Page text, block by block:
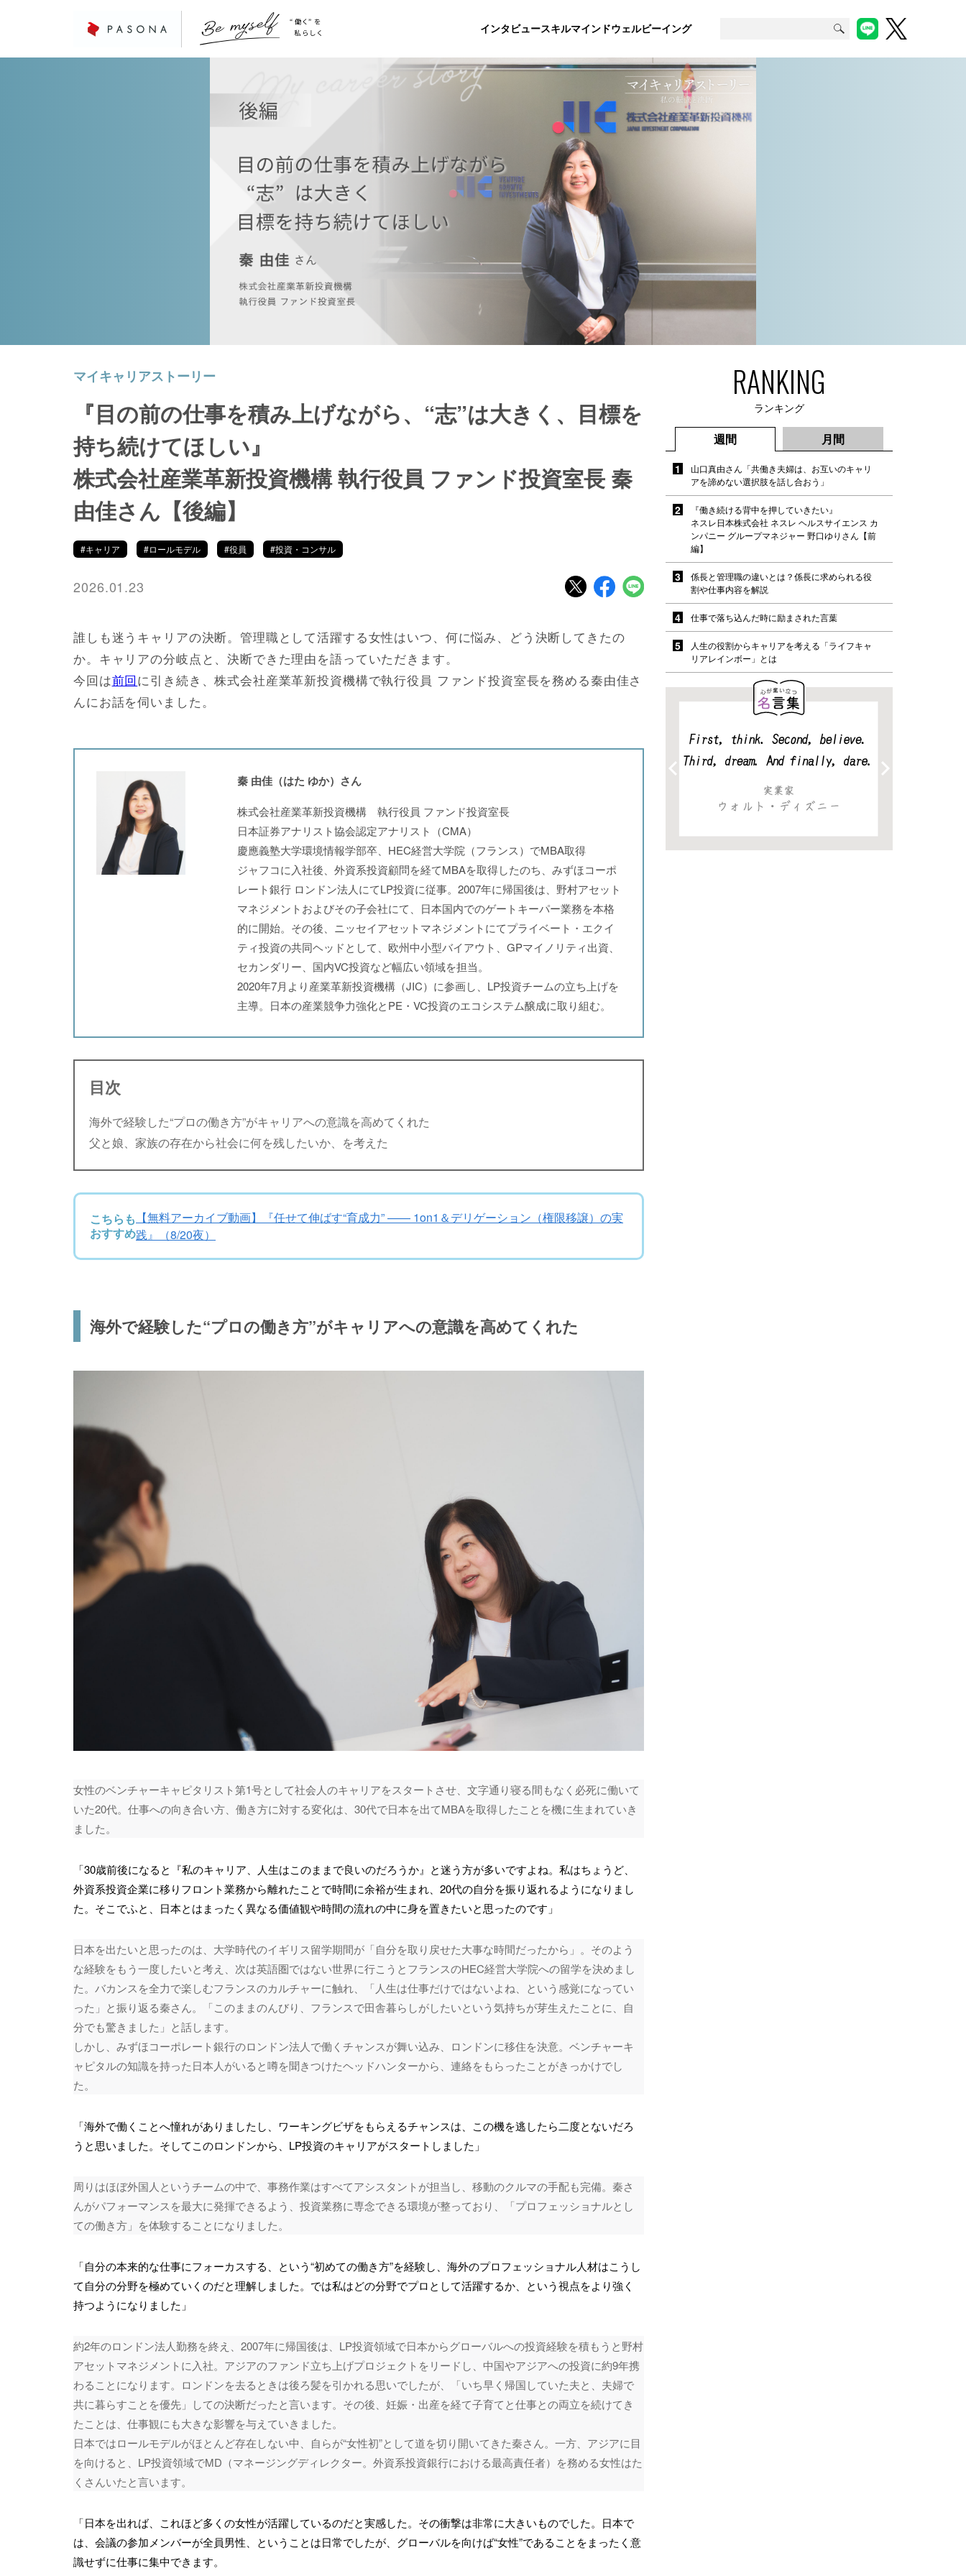
インタビュースキルマインドウェルビーイング
マイキャリアストーリー
『目の前の仕事を積み上げながら、“志”は大きく、目標を
持ち続けてほしい』
株式会社産業革新投資機構 執行役員 ファンド投資室長 秦
由佳さん【後編】
#キャリア #ロールモデル #役員 #投資・コンサル
2026.01.23
誰しも迷うキャリアの決断。管理職として活躍する女性はいつ、何に悩み、どう決断してきたの
か。キャリアの分岐点と、決断できた理由を語っていただきます。
今回は前回に引き続き、株式会社産業革新投資機構で執行役員 ファンド投資室長を務める秦由佳さ
んにお話を伺いました。
秦 由佳（はた ゆか）さん
株式会社産業革新投資機構 執行役員 ファンド投資室長
日本証券アナリスト協会認定アナリスト（CMA）
慶應義塾大学環境情報学部卒、HEC経営大学院（フランス）でMBA取得
ジャフコに入社後、外資系投資顧問を経てMBAを取得したのち、みずほコーポ
レート銀行 ロンドン法人にてLP投資に従事。2007年に帰国後は、野村アセット
マネジメントおよびその子会社にて、日本国内でのゲートキーパー業務を本格
的に開始。その後、ニッセイアセットマネジメントにてプライベート・エクイ
ティ投資の共同ヘッドとして、欧州中小型バイアウト、GPマイノリティ出資、
セカンダリー、国内VC投資など幅広い領域を担当。
2020年7月より産業革新投資機構（JIC）に参画し、LP投資チームの立ち上げを
主導。日本の産業競争力強化とPE・VC投資のエコシステム醸成に取り組む。
目次
海外で経験した“プロの働き方”がキャリアへの意識を高めてくれた
父と娘、家族の存在から社会に何を残したいか、を考えた
こちらも
おすすめ
【無料アーカイブ動画】『任せて伸ばす“育成力” —— 1on1＆デリゲーション（権限移譲）の実
践』（8/20夜）
海外で経験した“プロの働き方”がキャリアへの意識を高めてくれた
女性のベンチャーキャピタリスト第1号として社会人のキャリアをスタートさせ、文字通り寝る間もなく必死に働いて
いた20代。仕事への向き合い方、働き方に対する変化は、30代で日本を出てMBAを取得したことを機に生まれていき
ました。
「30歳前後になると『私のキャリア、人生はこのままで良いのだろうか』と迷う方が多いですよね。私はちょうど、
外資系投資企業に移りフロント業務から離れたことで時間に余裕が生まれ、20代の自分を振り返れるようになりまし
た。そこでふと、日本とはまったく異なる価値観や時間の流れの中に身を置きたいと思ったのです」
日本を出たいと思ったのは、大学時代のイギリス留学期間が「自分を取り戻せた大事な時間だったから」。そのよう
な経験をもう一度したいと考え、次は英語圏ではない世界に行こうとフランスのHEC経営大学院への留学を決めまし
た。バカンスを全力で楽しむフランスのカルチャーに触れ、「人生は仕事だけではないよね、という感覚になってい
った」と振り返る秦さん。「このままのんびり、フランスで田舎暮らしがしたいという気持ちが芽生えたことに、自
分でも驚きました」と話します。
しかし、みずほコーポレート銀行のロンドン法人で働くチャンスが舞い込み、ロンドンに移住を決意。ベンチャーキ
ャピタルの知識を持った日本人がいると噂を聞きつけたヘッドハンターから、連絡をもらったことがきっかけでし
た。
「海外で働くことへ憧れがありましたし、ワーキングビザをもらえるチャンスは、この機を逃したら二度とないだろ
うと思いました。そしてこのロンドンから、LP投資のキャリアがスタートしました」
周りはほぼ外国人というチームの中で、事務作業はすべてアシスタントが担当し、移動のクルマの手配も完備。秦さ
んがパフォーマンスを最大に発揮できるよう、投資業務に専念できる環境が整っており、「プロフェッショナルとし
ての働き方」を体験することになりました。
「自分の本来的な仕事にフォーカスする、という“初めての働き方”を経験し、海外のプロフェッショナル人材はこうし
て自分の分野を極めていくのだと理解しました。では私はどの分野でプロとして活躍するか、という視点をより強く
持つようになりました」
約2年のロンドン法人勤務を終え、2007年に帰国後は、LP投資領域で日本からグローバルへの投資経験を積もうと野村
アセットマネジメントに入社。アジアのファンド立ち上げプロジェクトをリードし、中国やアジアへの投資に約9年携
わることになります。ロンドンを去るときは後ろ髪を引かれる思いでしたが、「いち早く帰国していた夫と、夫婦で
共に暮らすことを優先」しての決断だったと言います。その後、妊娠・出産を経て子育てと仕事との両立を続けてき
たことは、仕事観にも大きな影響を与えていきました。
日本ではロールモデルがほとんど存在しない中、自らが“女性初”として道を切り開いてきた秦さん。一方、アジアに目
を向けると、LP投資領域でMD（マネージングディレクター。外資系投資銀行における最高責任者）を務める女性はた
くさんいたと言います。
「日本を出れば、これほど多くの女性が活躍しているのだと実感した。その衝撃は非常に大きいものでした。日本で
は、会議の参加メンバーが全員男性、ということは日常でしたが、グローバルを向けば“女性”であることをまったく意
識せずに仕事に集中できます。
RANKING
ランキング
週間 月間
山口真由さん「共働き夫婦は、お互いのキャリ
アを諦めない選択肢を話し合おう」
『働き続ける背中を押していきたい』
ネスレ日本株式会社 ネスレ ヘルスサイエンス カ
ンパニー グループマネジャー 野口ゆりさん【前
編】
係長と管理職の違いとは？係長に求められる役
割や仕事内容を解説
仕事で落ち込んだ時に励まされた言葉
人生の役割からキャリアを考える「ライフキャ
リアレインボー」とは